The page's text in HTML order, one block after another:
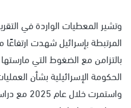
وتشير المعطيات الواردة في
بالتزامن مع الضغوط التي
الحكومة الإسرائيلية بشأن
واستمرت